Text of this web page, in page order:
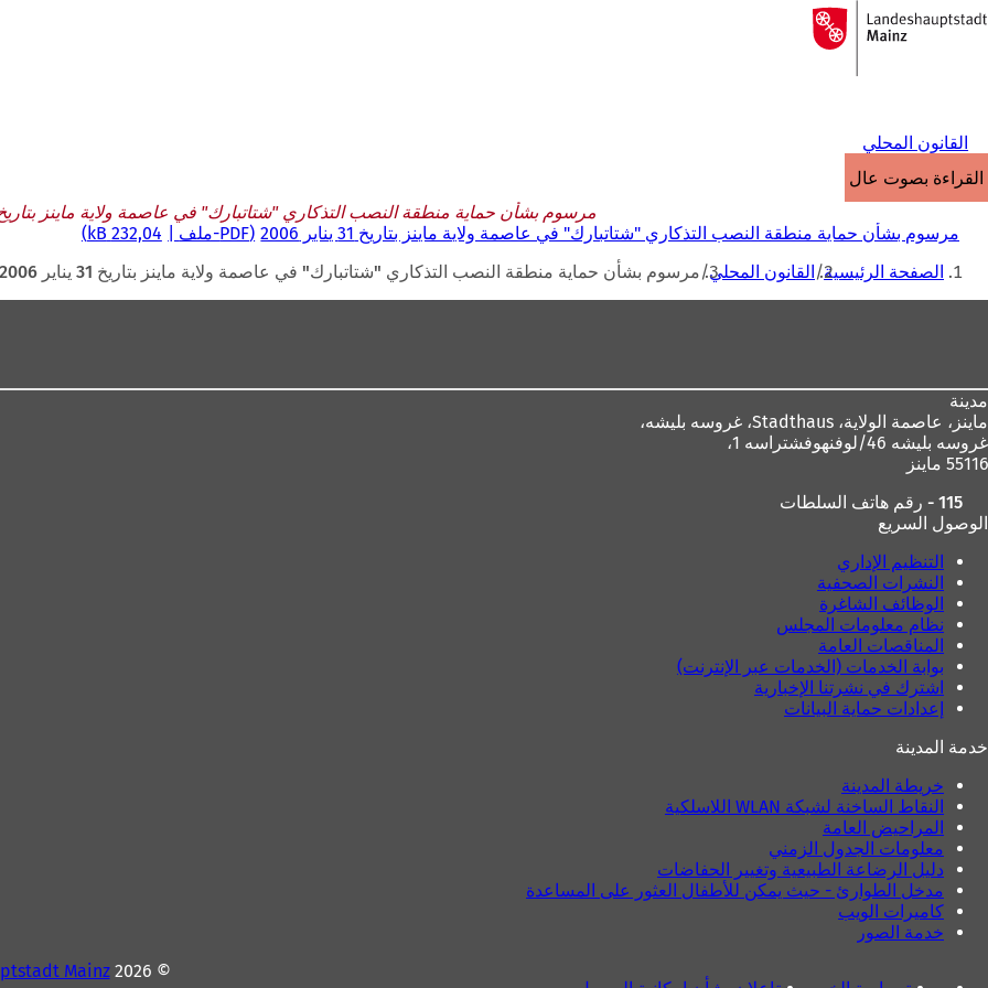
الانتقال إلى المحتوى
إلى
الصفحة
القانون المحلي
القراءة بصوت عالٍ
مرسوم بشأن حماية منطقة النصب التذكاري "شتاتبارك" في عاصمة ولاية ماينز بتاريخ 31 يناير
مرسوم بشأن حماية منطقة النصب التذكاري "شتاتبارك" في عاصمة ولاية ماينز بتاريخ 31 يناير 2006
PDF-ملف 232,04 kB
أنت الصفحة الرئيسية القانون المحلي مرسوم بشأن حماية منطقة النصب التذكاري "شتاتبارك" في عاصمة ولاية ماينز بتاريخ 31 يناير 2006
مدينة
ماينز، عاصمة الولاية،
غروسه بليشه 46/لوفنهوفشتراسه 1،
55116 ماينز
115 - رقم هاتف السلطات
الوصول السريع
التنظيم الإداري
النشرات الصحفية
الوظائف الشاغرة
نظام معلومات المجلس
المناقصات العامة
بوابة الخدمات (الخدمات عبر الإنترنت)
اشترك في نشرتنا الإخبارية
إعدادات حماية البيانات
خدمة المدينة
خريطة المدينة
النقاط الساخنة لشبكة WLAN اللاسلكية
المراحيض العامة
معلومات الجدول الزمني
دليل الرضاعة الطبيعية وتغيير الحفاضات
مدخل الطوارئ - حيث يمكن للأطفال العثور على المساعدة
كاميرات الويب
خدمة الصور
© 2026
Mainz